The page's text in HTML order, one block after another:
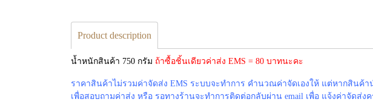
Product description
น้ำหนักสินค้า 750 กรัม ถ้าซื้อชิ้นเดียวค่าส่ง EMS = 80 บาทนะคะ
ราคาสินค้าไม่รวมค่าจัดส่ง EMS ระบบจะทำการ คำนวณค่าจัดเองให้ แต่หากสินค้
เพื่อสอบถามค่าส่ง หรือ รอทางร้านจะทำการติดต่อกลับผ่าน email เพื่อ แจ้งค่าจัดส่ง